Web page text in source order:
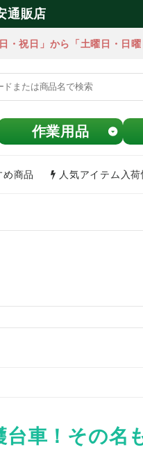
通販店
・祝日」から「土曜日・日
作業用品
め商品 人気アイテム入荷
車！その名